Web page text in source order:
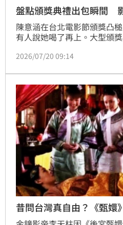
盤點頒獎典禮出包瞬間
陳意涵在台北電影節頒獎凸
有人說她喝了再上。大型頒
也難免因一時疏忽、口誤或
龍頒獎脫口而出一句「這不
問題鬧出烏龍，都曾在典禮
包瞬間。
2026/07/20 09:14
昔問台灣真自由？《甄嬛